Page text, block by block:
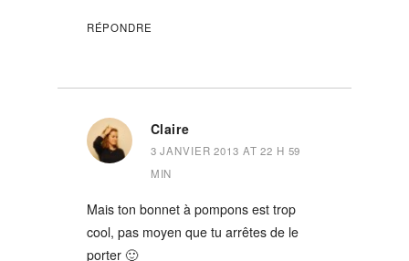
RÉPONDRE
Claire
3 JANVIER 2013 AT 22 H 59
MIN
Mais ton bonnet à pompons est trop
cool, pas moyen que tu arrêtes de le
porter 🙂